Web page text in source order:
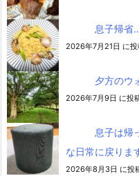
息子帰
2026年7月21日 に投
夕方のウ
2026年7月9日 に投
息子は帰
な日常に戻りま
2026年8月3日 に投